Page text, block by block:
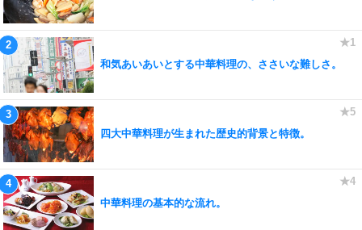
和気あいあいとする中華料理の、ささいな難しさ。
四大中華料理が生まれた歴史的背景と特徴。
中華料理の基本的な流れ。